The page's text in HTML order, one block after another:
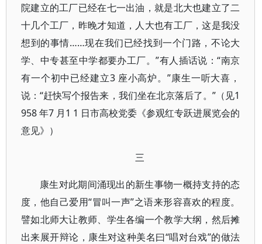
院建立的工厂已经在七一出油，就是北大也建立了二
十几个工厂，昨晚才知道，人大也有工厂，这是我没
想到的事情……现在我们已经找到一个门路，不论大
学、中专甚至中学都要办工厂。”有人插话说：“南京
有一个初中已经建立3 座小高炉。”康生一听大喜，
说：“赶快写个报告来，我们坐在北京落后了。”（见1
958 年7 月1 1 日市高校党委《参观红专跃进展览会的
意见》）
三
康生对此期间涌现出的新生事物一概持支持的态
度，他自己爱用“冒叫一声”之语来形容喜欢的程度。
譬如北师大让教师、学生各编一个教学大纲，然后摊
出来展开辩论，康生对这种美名曰“唱对台戏”的做法